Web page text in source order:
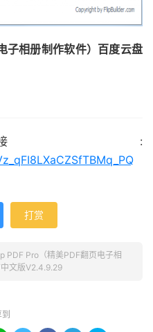
子相册制作软件）百度云盘
:
打赏
PDF Pro（精美PDF翻页电子相
文版V2.4.9.29